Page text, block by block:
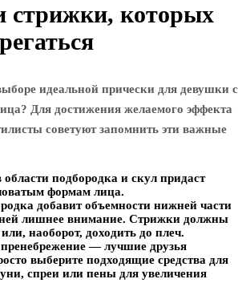
стрижки, которых
идеальной прически для девушки с
Для достижения желаемого эффекта
советуют запомнить эти важные
подбородка и скул придаст
формам лица.
добавит объемности нижней части
лишнее внимание. Стрижки должны
наоборот, доходить до плеч.
— лучшие друзья
выберите подходящие средства для
спреи или пены для увеличения